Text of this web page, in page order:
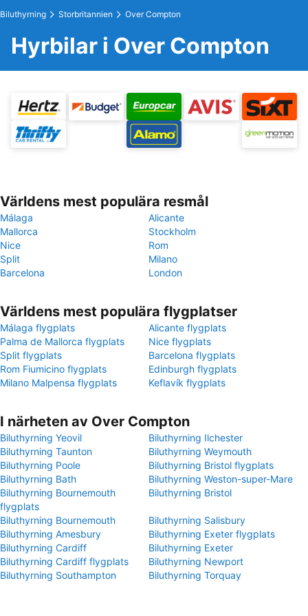
Biluthyrning Storbritannien Over Compton
Hyrbilar i Over Compton
Världens mest populära resmål
Málaga
Alicante
Mallorca
Stockholm
Nice
Rom
Split
Milano
Barcelona
London
Världens mest populära flygplatser
Málaga flygplats
Alicante flygplats
Palma de Mallorca flygplats
Nice flygplats
Split flygplats
Barcelona flygplats
Rom Fiumicino flygplats
Edinburgh flygplats
Milano Malpensa flygplats
Keflavík flygplats
I närheten av Over Compton
Biluthyrning Yeovil
Biluthyrning Ilchester
Biluthyrning Taunton
Biluthyrning Weymouth
Biluthyrning Poole
Biluthyrning Bristol flygplats
Biluthyrning Bath
Biluthyrning Weston-super-Mare
Biluthyrning Bournemouth
flygplats
Biluthyrning Bristol
Biluthyrning Bournemouth
Biluthyrning Salisbury
Biluthyrning Amesbury
Biluthyrning Exeter flygplats
Biluthyrning Cardiff
Biluthyrning Exeter
Biluthyrning Cardiff flygplats
Biluthyrning Newport
Biluthyrning Southampton
Biluthyrning Torquay